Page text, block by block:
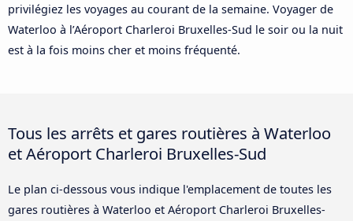
privilégiez les voyages au courant de la semaine. Voyager de
Waterloo à l’Aéroport Charleroi Bruxelles-Sud le soir ou la nuit
est à la fois moins cher et moins fréquenté.
Tous les arrêts et gares routières à Waterloo
et Aéroport Charleroi Bruxelles-Sud
Le plan ci-dessous vous indique l'emplacement de toutes les
gares routières à Waterloo et Aéroport Charleroi Bruxelles-